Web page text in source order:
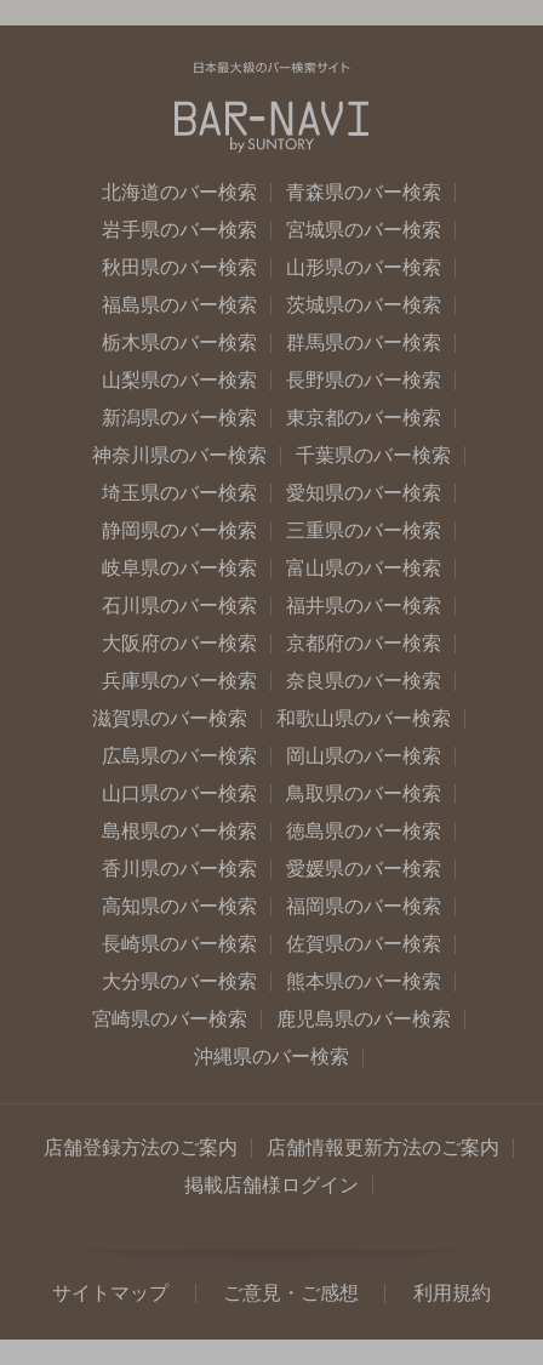
北海道のバー検索
青森県のバー検索
岩手県のバー検索
宮城県のバー検索
秋田県のバー検索
山形県のバー検索
福島県のバー検索
茨城県のバー検索
栃木県のバー検索
群馬県のバー検索
山梨県のバー検索
長野県のバー検索
新潟県のバー検索
東京都のバー検索
神奈川県のバー検索
千葉県のバー検索
埼玉県のバー検索
愛知県のバー検索
静岡県のバー検索
三重県のバー検索
岐阜県のバー検索
富山県のバー検索
石川県のバー検索
福井県のバー検索
大阪府のバー検索
京都府のバー検索
兵庫県のバー検索
奈良県のバー検索
滋賀県のバー検索
和歌山県のバー検索
広島県のバー検索
岡山県のバー検索
山口県のバー検索
鳥取県のバー検索
島根県のバー検索
徳島県のバー検索
香川県のバー検索
愛媛県のバー検索
高知県のバー検索
福岡県のバー検索
長崎県のバー検索
佐賀県のバー検索
大分県のバー検索
熊本県のバー検索
宮崎県のバー検索
鹿児島県のバー検索
沖縄県のバー検索
店舗登録方法のご案内
店舗情報更新方法のご案内
掲載店舗様ログイン
サイトマップ ご意見・ご感想 利用規約